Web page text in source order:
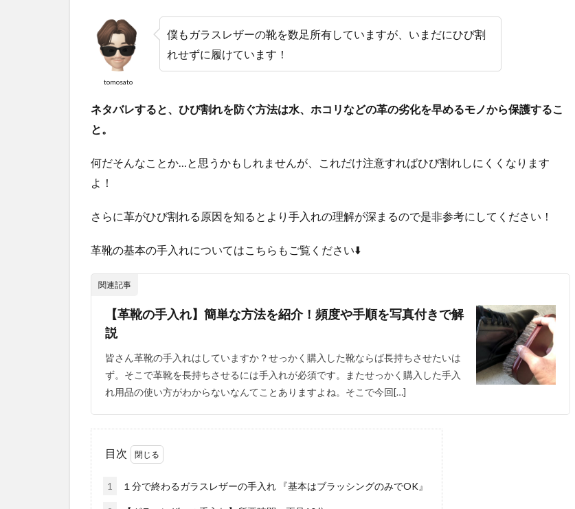
tomosato
僕もガラスレザーの靴を数足所有していますが、いまだにひび割
れせずに履けています！
ネタバレすると、ひび割れを防ぐ方法は水、ホコリなどの革の劣化を早めるモノから保護するこ
と。
何だそんなことか…と思うかもしれませんが、これだけ注意すればひび割れしにくくなります
よ！
さらに革がひび割れる原因を知るとより手入れの理解が深まるので是非参考にしてください！
革靴の基本の手入れについてはこちらもご覧ください⬇️
関連記事
【革靴の手入れ】簡単な方法を紹介！頻度や手順を写真付きで解
説
皆さん革靴の手入れはしていますか？せっかく購入した靴ならば長持ちさせたいは
ず。そこで革靴を長持ちさせるには手入れが必須です。またせっかく購入した手入
れ用品の使い方がわからないなんてことありますよね。そこで今回[…]
目次
1 １分で終わるガラスレザーの手入れ 『基本はブラッシングのみでOK』